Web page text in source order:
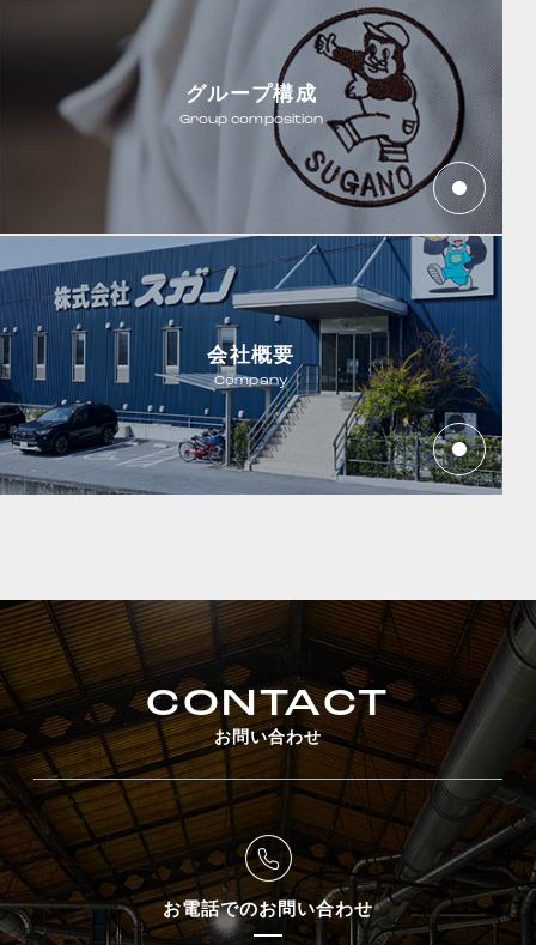
グループ構成
Group composition
会社概要
Company
CONTACT
お問い合わせ
お電話でのお問い合わせ